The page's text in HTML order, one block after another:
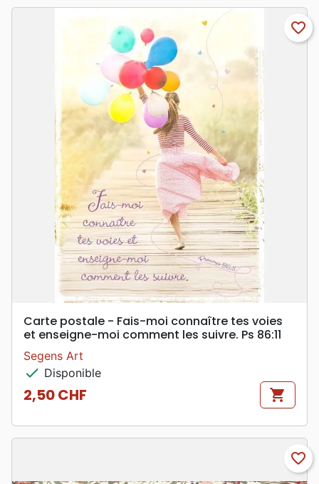
favorite_border
Carte postale - Fais-moi connaître tes voies
et enseigne-moi comment les suivre. Ps 86:11
Segens Art
check Disponible
Prix
2,50 CHF shopping_cart
favorite_border